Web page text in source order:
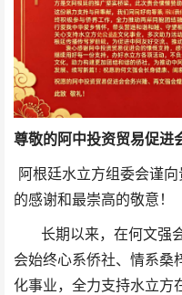
尊敬的阿中投资贸易促进
阿根廷水立方组委会谨
的感谢和最崇高的敬意！
长期以来，在何文强会
会始终心系侨社、情系桑
化事业，全力支持水立方